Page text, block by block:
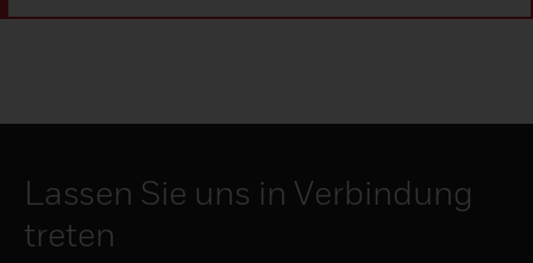
Lassen Sie uns in Verbindung
treten